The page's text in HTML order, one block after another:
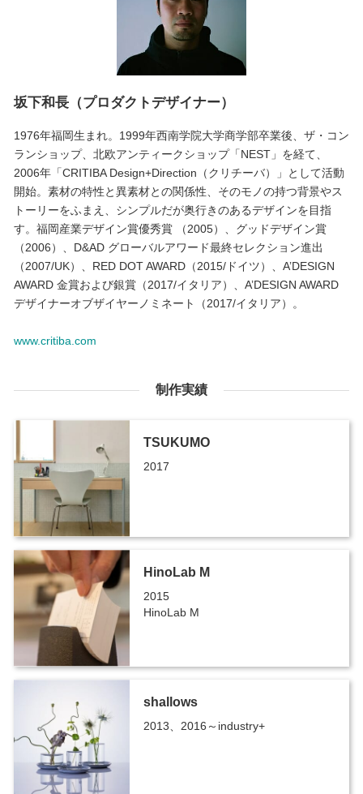
坂下和長（プロダクトデザイナー）
1976年福岡生まれ。1999年西南学院大学商学部卒業後、ザ・コン
ランショップ、北欧アンティークショップ「NEST」を経て、
2006年「CRITIBA Design+Direction（クリチーバ）」として活動
開始。素材の特性と異素材との関係性、そのモノの持つ背景やス
トーリーをふまえ、シンプルだが奥行きのあるデザインを目指
す。福岡産業デザイン賞優秀賞 （2005）、グッドデザイン賞
（2006）、D&AD グローバルアワード最終セレクション進出
（2007/UK）、RED DOT AWARD（2015/ドイツ）、A’DESIGN
AWARD 金賞および銀賞（2017/イタリア）、A’DESIGN AWARD
デザイナーオブザイヤーノミネート（2017/イタリア）。
www.critiba.com
制作実績
TSUKUMO
2017
HinoLab M
2015
HinoLab M
shallows
2013、2016～industry+